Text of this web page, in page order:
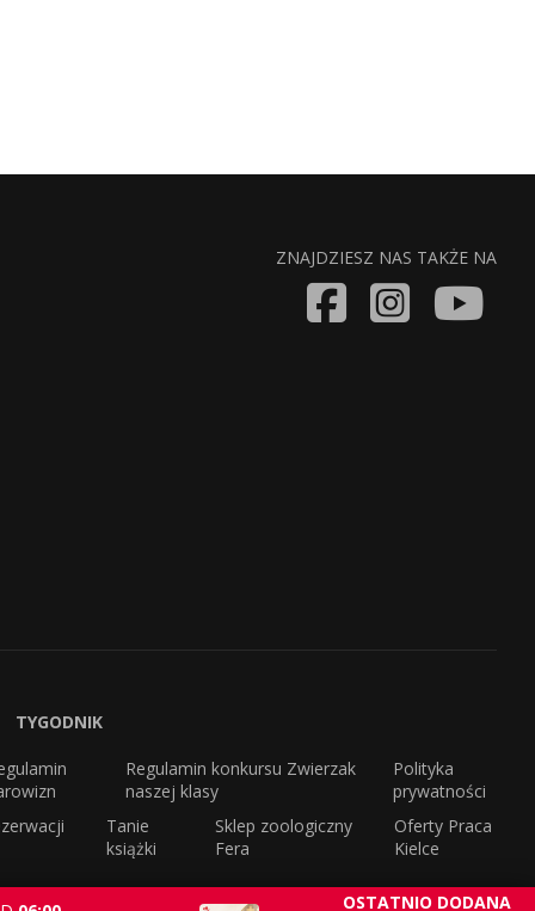
OSTATNIO DODANA
ZNAJDZIESZ NAS TAKŻE NA
TYGODNIK
Regulamin konkursu Zwierzak
naszej klasy
Polityka
prywatności
Tanie
książki
Sklep zoologiczny
Fera
Oferty Praca
Kielce